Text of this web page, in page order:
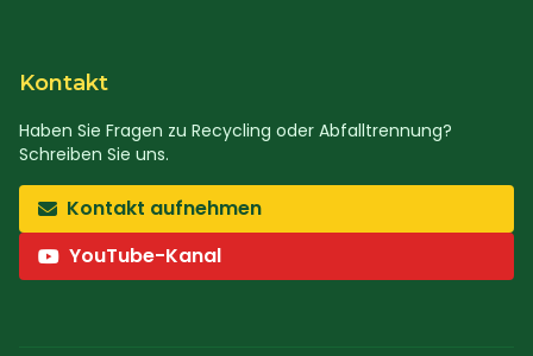
Kontakt
Haben Sie Fragen zu Recycling oder Abfalltrennung?
Schreiben Sie uns.
Kontakt aufnehmen
YouTube-Kanal